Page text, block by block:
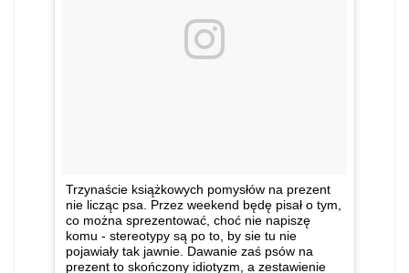
Trzynaście książkowych pomysłów na prezent
nie licząc psa. Przez weekend będę pisał o tym,
co można sprezentować, choć nie napiszę
komu - stereotypy są po to, by sie tu nie
pojawiały tak jawnie. Dawanie zaś psów na
prezent to skończony idiotyzm, a zestawienie